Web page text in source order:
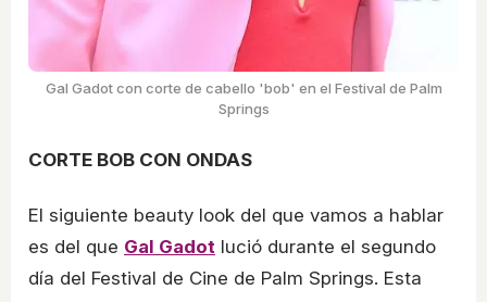
Gal Gadot con corte de cabello 'bob' en el Festival de Palm
Springs
CORTE BOB CON ONDAS
El siguiente beauty look del que vamos a hablar
es del que Gal Gadot lució durante el segundo
día del Festival de Cine de Palm Springs. Esta